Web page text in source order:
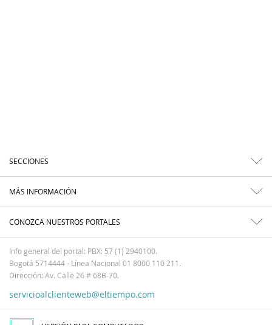
SECCIONES
MÁS INFORMACIÓN
CONOZCA NUESTROS PORTALES
Info general del portal: PBX: 57 (1) 2940100.
Bogotá 5714444 - Línea Nacional 01 8000 110 211.
Dirección: Av. Calle 26 # 68B-70.
servicioalclienteweb@eltiempo.com